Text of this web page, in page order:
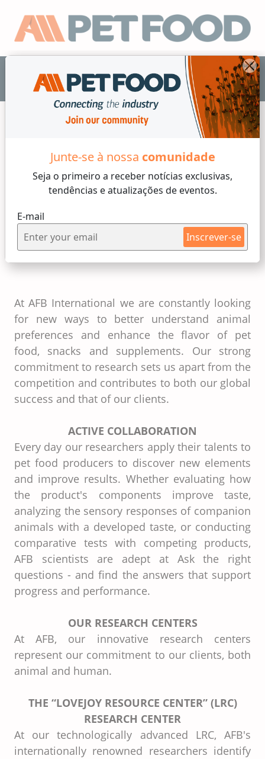
Junte-se à nossa comunidade
Seja o primeiro a receber notícias exclusivas,
tendências e atualizações de eventos.
E-mail
Inscrever-se
PT
At AFB International we are constantly looking
for new ways to better understand animal
preferences and enhance the flavor of pet
food, snacks and supplements. Our strong
commitment to research sets us apart from the
competition and contributes to both our global
success and that of our clients.
ACTIVE COLLABORATION
Every day our researchers apply their talents to
pet food producers to discover new elements
and improve results. Whether evaluating how
the product's components improve taste,
analyzing the sensory responses of companion
animals with a developed taste, or conducting
comparative tests with competing products,
AFB scientists are adept at Ask the right
questions - and find the answers that support
progress and performance.
OUR RESEARCH CENTERS
At AFB, our innovative research centers
represent our commitment to our clients, both
animal and human.
THE “LOVEJOY RESOURCE CENTER” (LRC)
RESEARCH CENTER
At our technologically advanced LRC, AFB's
internationally renowned researchers identify